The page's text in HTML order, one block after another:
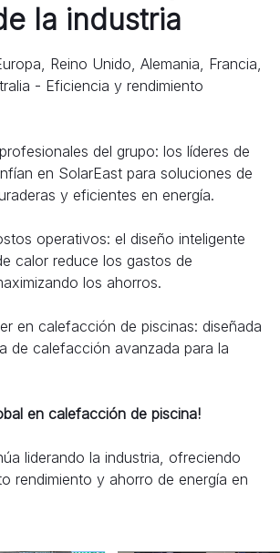
la industria
Reino Unido, Alemania, Francia,
- Eficiencia y rendimiento
del grupo: los líderes de
en SolarEast para soluciones de
y eficientes en energía.
operativos: el diseño inteligente
calor reduce los gastos de
los ahorros.
en calefacción de piscinas: diseñada
de calefacción avanzada para la
en calefacción de piscina!
liderando la industria, ofreciendo
rendimiento y ahorro de energía en